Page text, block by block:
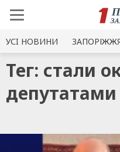
УСI НОВИНИ
Тег: стали
депутатами